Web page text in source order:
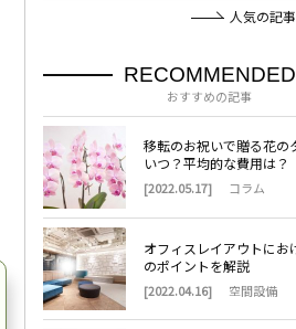
人気の記
RECOMMENDED
おすすめの記事
移転のお祝いで贈る花の
いつ？平均的な費用は？
[2022.05.17] コラム
オフィスレイアウトにお
のポイントを解説
[2022.04.16] 空間設備